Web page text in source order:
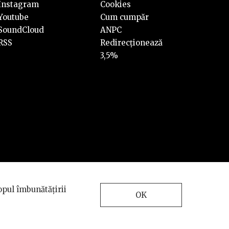
Cookies
Cum cumpăr
ANPC
Redirecționează
3,5%
INTERKORP
îmbunătățirii
OK